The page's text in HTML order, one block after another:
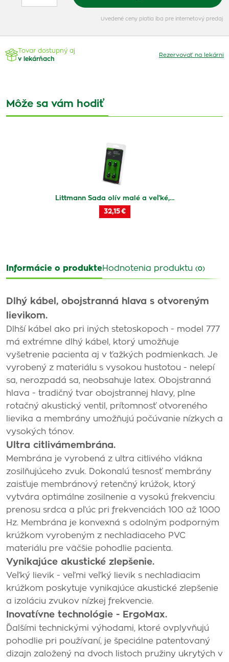
Uvedené ceny platia iba pre internetový predaj
Tovar dostupný aj
v lekárňach
Rezervovať na lekárni
Môže sa vám hodiť
Littmann Sada olív malé a veľké,…
32,15 €
Informácie o produkteHodnotenia produktu (0)
Dlhý kábel, obojstranná hlava s otvoreným
lievikom.
Dlhší kábel ako pri iných stetoskopoch - model 777
má extrémne dlhý kábel, ktorý umožňuje
vyšetrenie pacienta aj v ťažkých podmienkach. Je
vyrobený z materiálu s vysokou hustotou - nelepí
sa, nerozpadá sa, neobsahuje latex. Obojstranná
hlava - tradičný tvar obojstrannej hlavy, plne
rotačný akustický ventil, prítomnosť otvoreného
lievika a membrány umožňujú počúvanie nízkych a
vysokých tónov.
Ultra citlivámembrána.
Membrána je vyrobená z ultra citlivého vlákna
zosilňujúceho zvuk. Dokonalú tesnosť membrány
zaisťuje membránový retenčný krúžok, ktorý
vytvára optimálne zosilnenie a vysokú frekvenciu
prenosu srdca a pľúc pri frekvenciách 100 až 1000
Hz. Membrána je konvexná s odolným podporným
krúžkom vyrobeným z nechladiaceho PVC
materiálu pre väčšie pohodlie pacienta.
Vynikajúce akustické zlepšenie.
Veľký lievik - veľmi veľký lievik s nechladiacim
krúžkom poskytuje vynikajúce akustické zlepšenie
a izoláciu zvukov nízkej frekvencie.
Inovatívne technológie - ErgoMax.
Ďalšími technickými výhodami, ktoré ovplyvňujú
pohodlie pri používaní, je špeciálne patentovaný
dizajn založený na dvoch listoch pružiny ukrytých v